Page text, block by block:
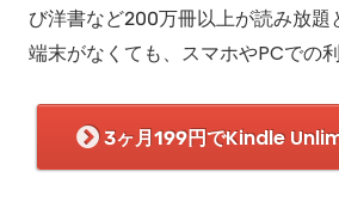
び洋書など200万冊以上が読み放
端末がなくても、スマホやPCでの
3ヶ月199円でKindle